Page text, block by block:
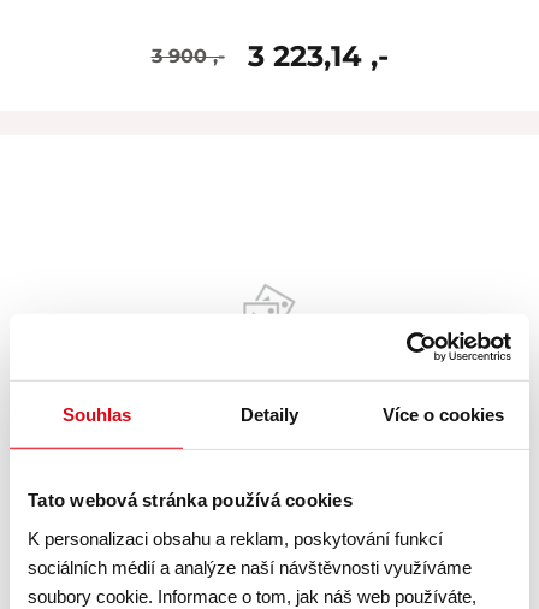
Souhlas Detaily Více o cookies
Tato webová stránka používá cookies
K personalizaci obsahu a reklam, poskytování funkcí
sociálních médií a analýze naší návštěvnosti využíváme
soubory cookie. Informace o tom, jak náš web používáte,
3 900 ,- 3 223,14 ,-
Dárek